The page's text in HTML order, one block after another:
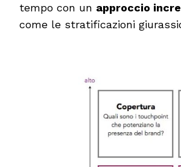
tempo con un approccio
come le stratificazioni